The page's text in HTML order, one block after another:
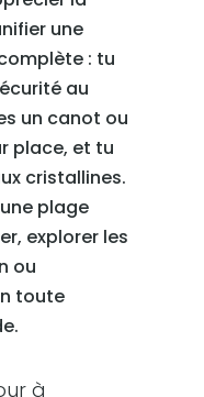
une
: tu
au
un canot ou
place, et tu
cristallines.
plage
explorer les
ou
toute
à